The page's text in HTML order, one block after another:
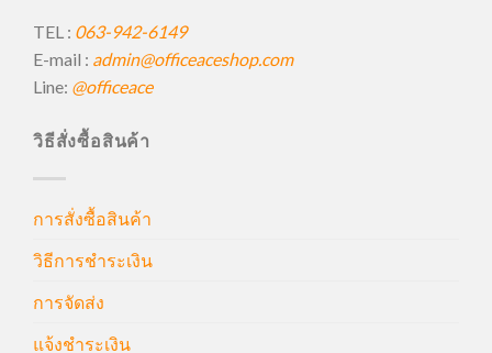
TEL : 063-942-6149
E-mail : admin@officeaceshop.com
Line: @officeace
วิธีสั่งซื้อสินค้า
การสั่งซื้อสินค้า
วิธีการชำระเงิน
การจัดส่ง
แจ้งชำระเงิน